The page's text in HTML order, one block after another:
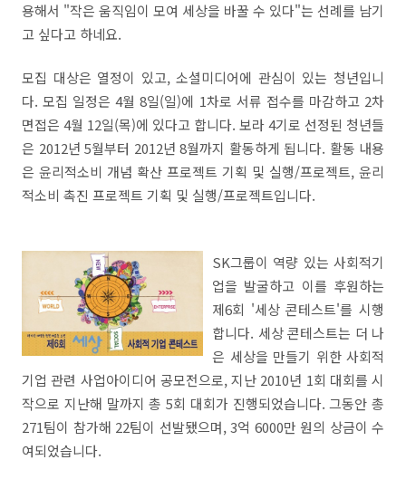
용해서 "작은 움직임이 모여 세상을 바꿀 수 있다"는 선례를 남기
고 싶다고 하네요.
모집 대상은 열정이 있고, 소셜미디어에 관심이 있는 청년입니
다. 모집 일정은 4월 8일(일)에 1차로 서류 접수를 마감하고 2차
면접은 4월 12일(목)에 있다고 합니다. 보라 4기로 선정된 청년들
은 2012년 5월부터 2012년 8월까지 활동하게 됩니다. 활동 내용
은 윤리적소비 개념 확산 프로젝트 기획 및 실행/프로젝트, 윤리
적소비 촉진 프로젝트 기획 및 실행/프로젝트입니다.
SK그룹이 역량 있는 사회적기
업을 발굴하고 이를 후원하는
제6회 '세상 콘테스트'를 시행
합니다. 세상 콘테스트는 더 나
은 세상을 만들기 위한 사회적
기업 관련 사업아이디어 공모전으로, 지난 2010년 1회 대회를 시
작으로 지난해 말까지 총 5회 대회가 진행되었습니다. 그동안 총
271팀이 참가해 22팀이 선발됐으며, 3억 6000만 원의 상금이 수
여되었습니다.